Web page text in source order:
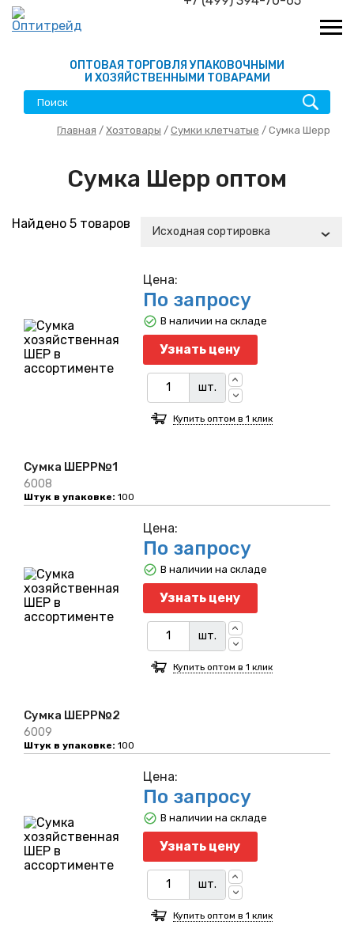
ОПТОВАЯ ТОРГОВЛЯ УПАКОВОЧНЫМИ
И ХОЗЯЙСТВЕННЫМИ ТОВАРАМИ
Главная / Хозтовары / Сумки клетчатые / Сумка Шерр
Сумка Шерр оптом
Найдено 5 товаров
Исходная сортировка
Сумка ШЕРР№1
6008
Штук в упаковке: 100
Цена:
По запросу
Узнать цену
шт.
В наличии на складе
Купить оптом в 1 клик
Сумка ШЕРР№2
6009
Штук в упаковке: 100
Цена:
По запросу
Узнать цену
шт.
В наличии на складе
Купить оптом в 1 клик
Цена:
По запросу
Узнать цену
шт.
В наличии на складе
Купить оптом в 1 клик